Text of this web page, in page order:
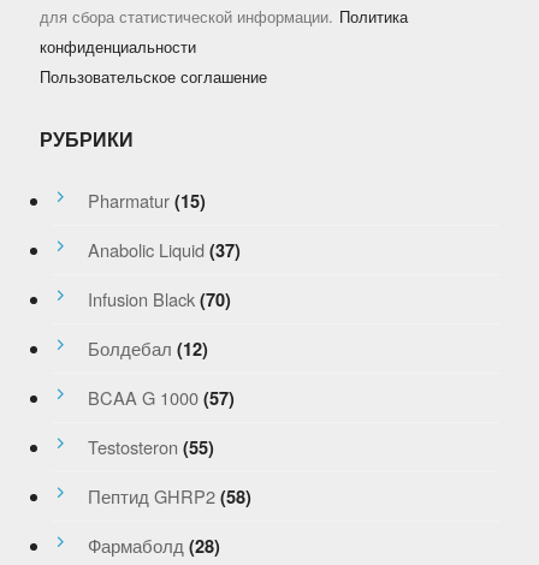
для сбора статистической информации. Политика
конфиденциальности
Пользовательское соглашение
РУБРИКИ
Pharmatur (15)
Anabolic Liquid (37)
Infusion Black (70)
Болдебал (12)
BCAA G 1000 (57)
Testosteron (55)
Пептид GHRP2 (58)
Фармаболд (28)